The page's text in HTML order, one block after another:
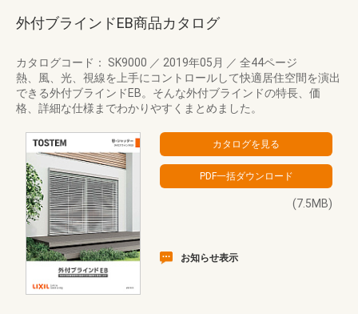
外付ブラインドEB商品カタログ
カタログコード： SK9000 ／ 2019年05月 ／ 全44ページ
熱、風、光、視線を上手にコントロールして快適居住空間を演出
できる外付ブラインドEB。そんな外付ブラインドの特長、価
格、詳細な仕様までわかりやすくまとめました。
(7.5MB)
お知らせ表示